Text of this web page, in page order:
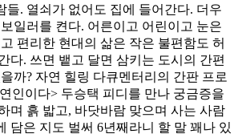
들. 열쇠가 없어도 집에 들어간다. 더우
일러를 켠다. 어른이고 어린이고 눈은
편리한 현대의 삶은 작은 불편함도 허
다. 쓰면 뱉고 달면 삼키는 도시의 간편
까? 자연 힐링 다큐멘터리의 간판 프로
인이다> 두승택 피디를 만나 궁금증을
며 흙 밟고, 바닷바람 맞으며 사는 사람
담은 지도 벌써 6년째라니 할 말 꽤나 있